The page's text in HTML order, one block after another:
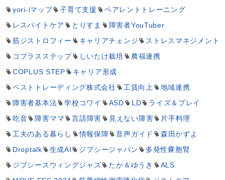
yori-iマップ
子育て支援
ペアレントトレーニング
レスパイトケア
とりすま
障害者YouTuber
筋ジストロフィー
キャリアチェンジ
ストレスマネジメント
コプラスステップ
しいたけ栽培
農福連携
COPLUS STEP
キャリア形成
ベストトレーディング株式会社
工賃向上
地域連携
障害者基本法
学校コワイ ASD LD
ライズ＆プレイ
吃音
障害ママ 言語障害 見えない障害
片手料理
工夫のある暮らし
情報保障 音声ガイド
森田かずよ
Droptalk
生成AI ジプシージャパン
多発性嚢胞腎
ジプシースウィングジャズ
たか＆ゆうき
ALS